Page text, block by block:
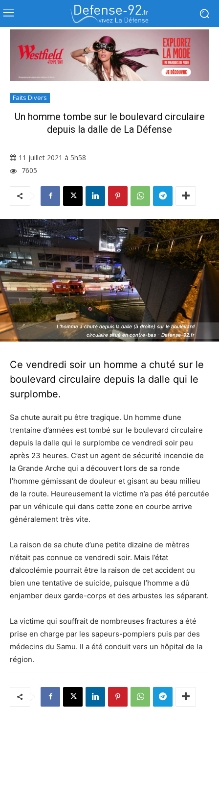
Faits Divers
Un homme tombe sur le boulevard circulaire
depuis la dalle de La Défense
11 juillet 2021 à 5h58
7605
L’homme a chuté depuis la dalle (à droite) sur le boulevard
circulaire situé en contre-bas - Defense-92.fr
L’homme a chuté depuis la dalle (à droite) sur le boulevard
circulaire situé en contre-bas - Defense-92.fr
Ce vendredi soir un homme a chuté sur le
boulevard circulaire depuis la dalle qui le
surplombe.
Sa chute aurait pu être tragique. Un homme d’une
trentaine d’années est tombé sur le boulevard circulaire
depuis la dalle qui le surplombe ce vendredi soir peu
après 23 heures. C’est un agent de sécurité incendie de
la Grande Arche qui a découvert lors de sa ronde
l’homme gémissant de douleur et gisant au beau milieu
de la route. Heureusement la victime n’a pas été percutée
par un véhicule qui dans cette zone en courbe arrive
généralement très vite.
La raison de sa chute d’une petite dizaine de mètres
n’était pas connue ce vendredi soir. Mais l’état
d’alcoolémie pourrait être la raison de cet accident ou
bien une tentative de suicide, puisque l’homme a dû
enjamber deux garde-corps et des arbustes les séparant.
La victime qui souffrait de nombreuses fractures a été
prise en charge par les sapeurs-pompiers puis par des
médecins du Samu. Il a été conduit vers un hôpital de la
région.